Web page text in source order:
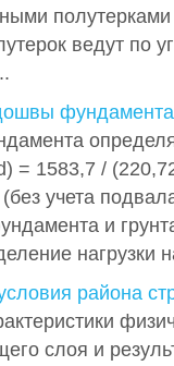
ведут по
фундамента
= 1583,7 /
учета
и
нагрузки
района
слоя и